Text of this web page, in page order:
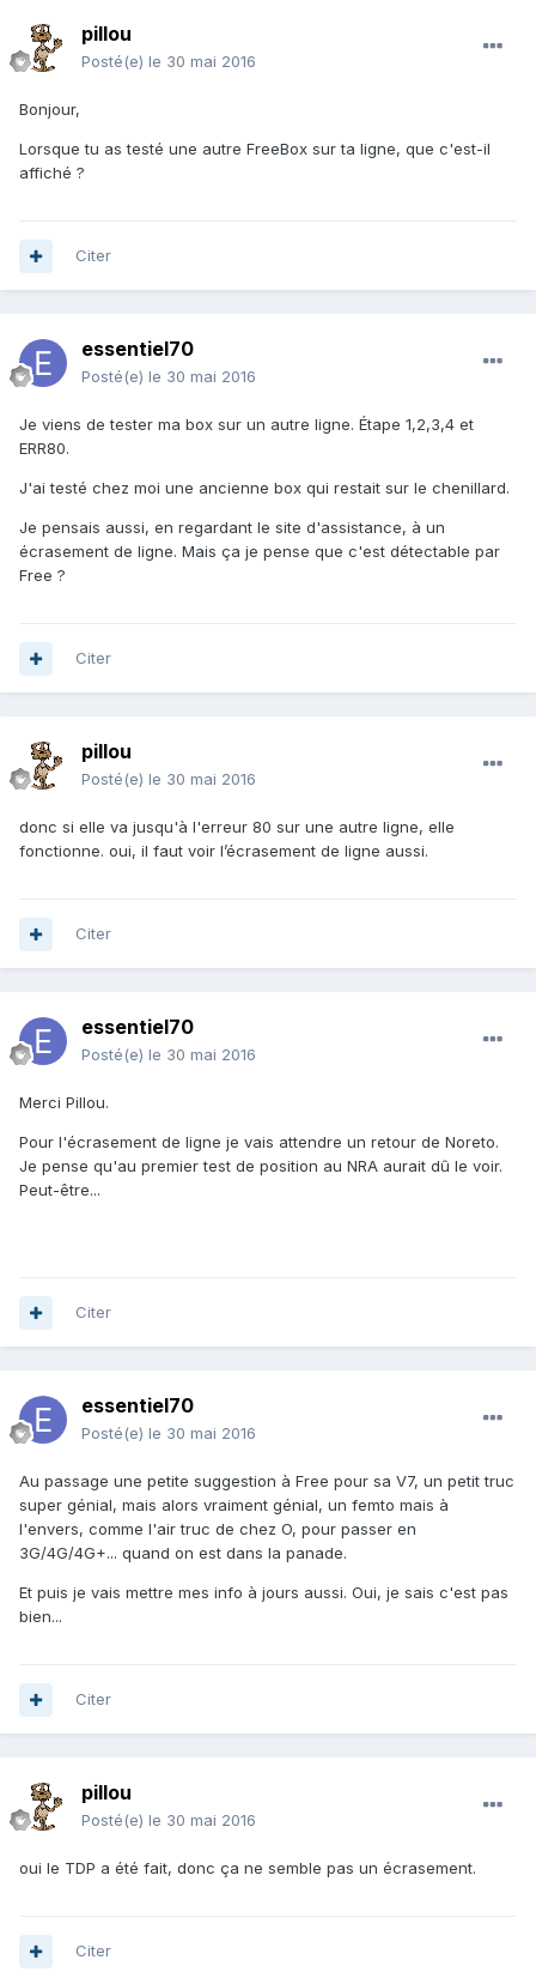
pillou
Posté(e) le 30 mai 2016
Bonjour,
Lorsque tu as testé une autre FreeBox sur ta ligne, que c'est-il
affiché ?
Citer
essentiel70
Posté(e) le 30 mai 2016
Je viens de tester ma box sur un autre ligne. Étape 1,2,3,4 et
ERR80.
J'ai testé chez moi une ancienne box qui restait sur le chenillard.
Je pensais aussi, en regardant le site d'assistance, à un
écrasement de ligne. Mais ça je pense que c'est détectable par
Free ?
Citer
pillou
Posté(e) le 30 mai 2016
donc si elle va jusqu'à l'erreur 80 sur une autre ligne, elle
fonctionne. oui, il faut voir l’écrasement de ligne aussi.
Citer
essentiel70
Posté(e) le 30 mai 2016
Merci Pillou.
Pour l'écrasement de ligne je vais attendre un retour de Noreto.
Je pense qu'au premier test de position au NRA aurait dû le voir.
Peut-être...
Citer
essentiel70
Posté(e) le 30 mai 2016
Au passage une petite suggestion à Free pour sa V7, un petit truc
super génial, mais alors vraiment génial, un femto mais à
l'envers, comme l'air truc de chez O, pour passer en
3G/4G/4G+... quand on est dans la panade.
Et puis je vais mettre mes info à jours aussi. Oui, je sais c'est pas
bien...
Citer
pillou
Posté(e) le 30 mai 2016
oui le TDP a été fait, donc ça ne semble pas un écrasement.
Citer